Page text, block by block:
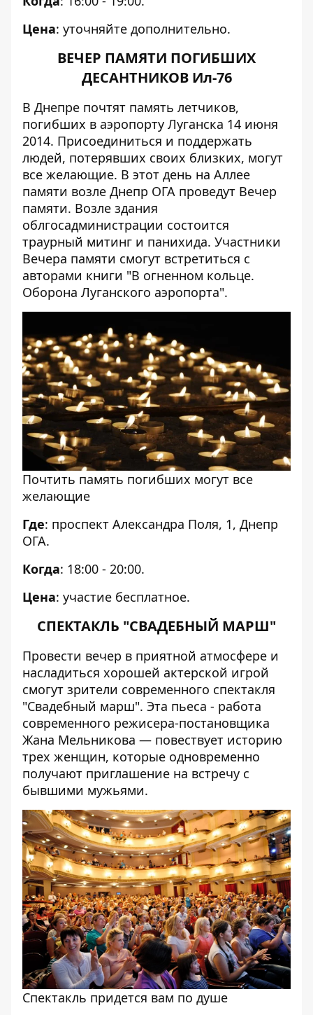
Цена: уточняйте дополнительно.
ВЕЧЕР ПАМЯТИ ПОГИБШИХ
ДЕСАНТНИКОВ Ил-76
В Днепре почтят память летчиков,
погибших в аэропорту Луганска 14 июня
2014. Присоединиться и поддержать
людей, потерявших своих близких, могут
все желающие. В этот день на Аллее
памяти возле Днепр ОГА проведут Вечер
памяти. Возле здания
облгосадминистрации состоится
траурный митинг и панихида. Участники
Вечера памяти смогут встретиться с
авторами книги "В огненном кольце.
Оборона Луганского аэропорта".
Почтить память погибших могут все
желающие
Где: проспект Александра Поля, 1, Днепр
ОГА.
Когда: 18:00 - 20:00.
Цена: участие бесплатное.
СПЕКТАКЛЬ "СВАДЕБНЫЙ МАРШ"
Провести вечер в приятной атмосфере и
насладиться хорошей актерской игрой
смогут зрители современного спектакля
"Свадебный марш". Эта пьеса - работа
современного режисера-постановщика
Жана Мельникова — повествует историю
трех женщин, которые одновременно
получают приглашение на встречу с
бывшими мужьями.
Спектакль придется вам по душе